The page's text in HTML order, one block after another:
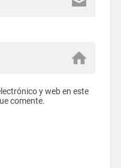
y web en este
comente.